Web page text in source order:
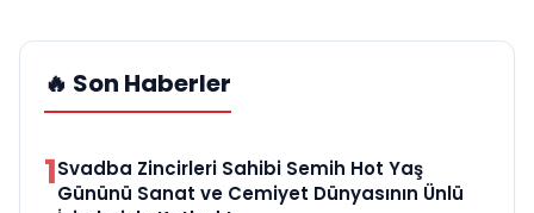
🔥 Son Haberler
1Svadba Zincirleri Sahibi Semih Hot Yaş
Gününü Sanat ve Cemiyet Dünyasının Ünlü